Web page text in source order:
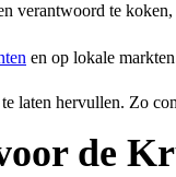
te
en op lokale
laten hervullen. Zo
de